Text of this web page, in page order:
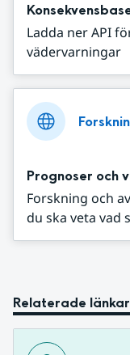
Ladda ner API
vädervarningar
Prognoser och
Forskning och
du ska veta vad
Relaterade länkar